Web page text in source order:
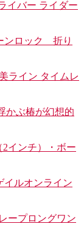
イバー ライダー
ンロック 折り
ライン タイムレ
かぶ椿が幻想的
ンチ）・ボー
ルオンライン
ープロングワン